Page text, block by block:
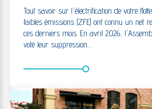
Tout savoir sur l'électrification de votre
faibles émissions (ZFE) ont connu un net
ces derniers mois. En avril 2026,
voté leur suppression…